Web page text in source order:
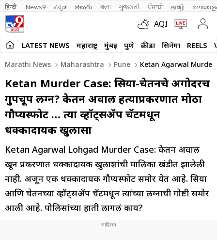
हिन्दी News9 ಕನ್ನಡ తెలుగు বাংলা ગુજરાતી ਪੰਜਾਬੀ தமிழ்
AQI
LATEST NEWS महाराष्ट्र मुंबई पुणे क्रीडा सिनेमा REELS
Marathi News Maharashtra Pune Ketan Agarwal
Ketan Murder Case: सिया-चेतनचे अगोदरच
गुपचूप लग्न? केतन अग्रवाल हत्याप्रकरणात मोठा
गौप्यस्फोट … त्या व्हॉट्सॲप चॅटमधून
धक्कादायक खुलासा
Ketan Agarwal Lohgad Murder Case: केतन अग्रवाल
खून प्रकरणात धक्कादायक खुलाशांची मालिका खंडीत झालेली
नाही. अजून एक धक्कादायक गौप्यस्फोट समोर येत आहे. सिया
आणि चेतनच्या व्हॉट्सॲप चॅटमधून त्यांच्या लग्नाची गोष्टी समोर
आली आहे. पोलिसांच्या हाती लागलं काय?